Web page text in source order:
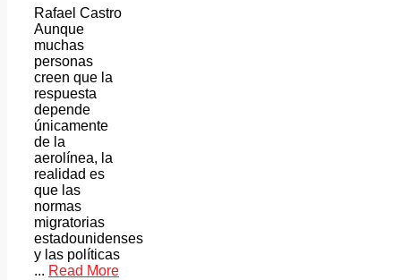
Rafael Castro
Aunque
muchas
personas
creen que la
respuesta
depende
únicamente
de la
aerolínea, la
realidad es
que las
normas
migratorias
estadounidenses
y las políticas
... Read More